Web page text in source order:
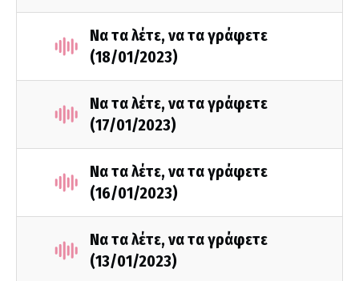
Να τα λέτε, να τα γράφετε
(18/01/2023)
Να τα λέτε, να τα γράφετε
(17/01/2023)
Να τα λέτε, να τα γράφετε
(16/01/2023)
Να τα λέτε, να τα γράφετε
(13/01/2023)